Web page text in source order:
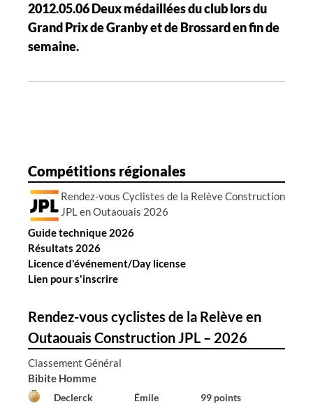
t
i
o
d
r
t
c
l
e
s
2012.05.06 Deux médaillées du club lors du
Grand Prix de Granby et de Brossard en fin de
semaine.
Compétitions régionales
Rendez-vous Cyclistes de la Relève Construction
JPL en Outaouais 2026
Guide technique 2026
Résultats 2026
Licence d'événement/Day license
Lien pour s'inscrire
Rendez-vous cyclistes de la Relève en
Outaouais Construction JPL – 2026
Classement Général
Bibite Homme
Declerck Émile
99 points